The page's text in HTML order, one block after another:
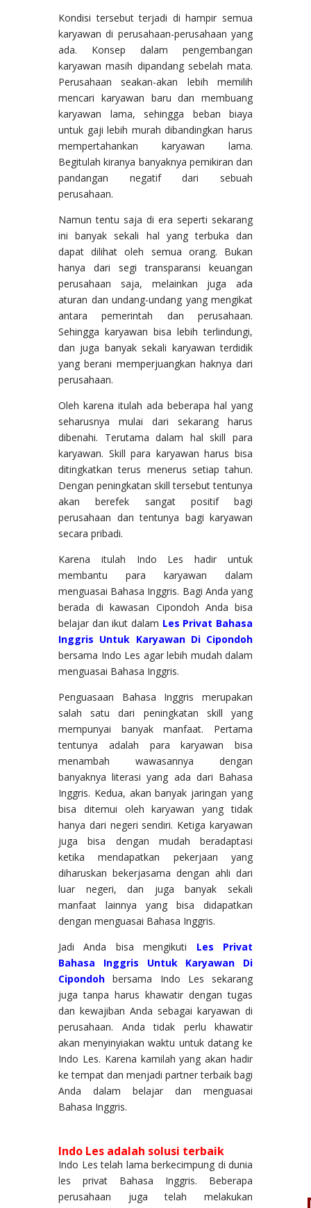
Kondisi tersebut terjadi di hampir semua
karyawan di perusahaan-perusahaan yang
ada. Konsep dalam pengembangan
karyawan masih dipandang sebelah mata.
Perusahaan seakan-akan lebih memilih
mencari karyawan baru dan membuang
karyawan lama, sehingga beban biaya
untuk gaji lebih murah dibandingkan harus
mempertahankan karyawan lama.
Begitulah kiranya banyaknya pemikiran dan
pandangan negatif dari sebuah
perusahaan.
Namun tentu saja di era seperti sekarang
ini banyak sekali hal yang terbuka dan
dapat dilihat oleh semua orang. Bukan
hanya dari segi transparansi keuangan
perusahaan saja, melainkan juga ada
aturan dan undang-undang yang mengikat
antara pemerintah dan perusahaan.
Sehingga karyawan bisa lebih terlindungi,
dan juga banyak sekali karyawan terdidik
yang berani memperjuangkan haknya dari
perusahaan.
Oleh karena itulah ada beberapa hal yang
seharusnya mulai dari sekarang harus
dibenahi. Terutama dalam hal skill para
karyawan. Skill para karyawan harus bisa
ditingkatkan terus menerus setiap tahun.
Dengan peningkatan skill tersebut tentunya
akan berefek sangat positif bagi
perusahaan dan tentunya bagi karyawan
secara pribadi.
Karena itulah Indo Les hadir untuk
membantu para karyawan dalam
menguasai Bahasa Inggris. Bagi Anda yang
berada di kawasan Cipondoh Anda bisa
belajar dan ikut dalam Les Privat Bahasa
Inggris Untuk Karyawan Di Cipondoh
bersama Indo Les agar lebih mudah dalam
menguasai Bahasa Inggris.
Penguasaan Bahasa Inggris merupakan
salah satu dari peningkatan skill yang
mempunyai banyak manfaat. Pertama
tentunya adalah para karyawan bisa
menambah wawasannya dengan
banyaknya literasi yang ada dari Bahasa
Inggris. Kedua, akan banyak jaringan yang
bisa ditemui oleh karyawan yang tidak
hanya dari negeri sendiri. Ketiga karyawan
juga bisa dengan mudah beradaptasi
ketika mendapatkan pekerjaan yang
diharuskan bekerjasama dengan ahli dari
luar negeri, dan juga banyak sekali
manfaat lainnya yang bisa didapatkan
dengan menguasai Bahasa Inggris.
Jadi Anda bisa mengikuti Les Privat
Bahasa Inggris Untuk Karyawan Di
Cipondohbersama Indo Les sekarang
juga tanpa harus khawatir dengan tugas
dan kewajiban Anda sebagai karyawan di
perusahaan. Anda tidak perlu khawatir
akan menyinyiakan waktu untuk datang ke
Indo Les. Karena kamilah yang akan hadir
ke tempat dan menjadi partner terbaik bagi
Anda dalam belajar dan menguasai
Bahasa Inggris.
Indo Les adalah solusi terbaik
Indo Les telah lama berkecimpung di dunia
les privat Bahasa Inggris. Beberapa
perusahaan juga telah melakukan